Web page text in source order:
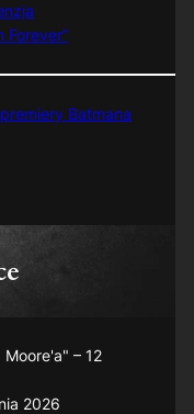
Forever”
Batmana
Moore'a" – 12
2026